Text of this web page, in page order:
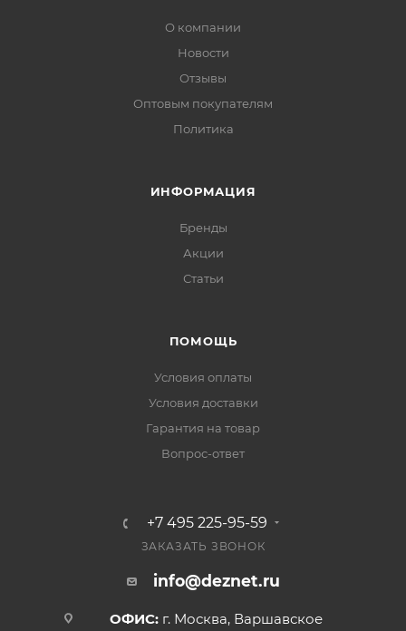
О компании
Новости
Отзывы
Оптовым покупателям
Политика
ИНФОРМАЦИЯ
Бренды
Акции
Статьи
ПОМОЩЬ
Условия оплаты
Условия доставки
Гарантия на товар
Вопрос-ответ
+7 495 225-95-59
ЗАКАЗАТЬ ЗВОНОК
info@deznet.ru
ОФИС: г. Москва, Варшавское